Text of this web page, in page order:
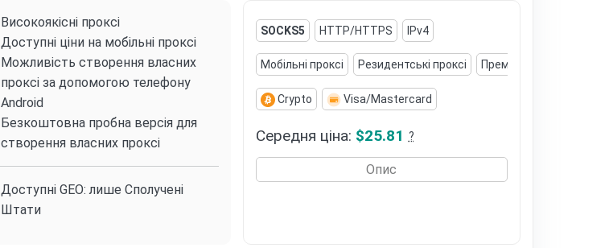
Високоякісні проксі
Доступні ціни на мобільні проксі
Можливість створення власних
проксі за допомогою телефону
Android
Безкоштовна пробна версія для
створення власних проксі
Доступні GEO: лише Сполучені
Штати
SOCKS5 HTTP/HTTPS IPv4
Мобільні проксі Резидентські проксі Преміальні мобільні
Crypto Visa/Mastercard
Середня ціна: $25.81 ?
Опис